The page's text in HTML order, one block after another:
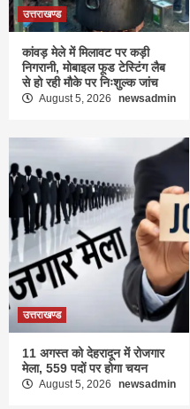
उत्तराखण्ड
कांवड़ मेले में मिलावट पर कड़ी
निगरानी, मोबाइल फूड टेस्टिंग लैब
से हो रही मौके पर निःशुल्क जांच
August 5, 2026 newsadmin
उत्तराखण्ड
11 अगस्त को देहरादून में रोजगार
मेला, 559 पदों पर होगा चयन
August 5, 2026 newsadmin